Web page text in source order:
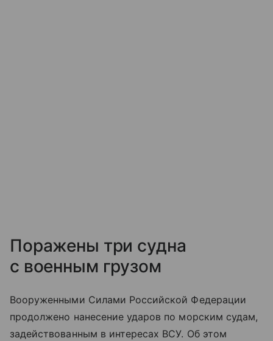
Поражены три судна
с военным грузом
Вооруженными Силами Российской Федерации
продолжено нанесение ударов по морским судам,
задействованным в интересах ВСУ. Об этом